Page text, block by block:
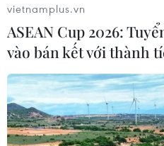
vietnamplus.vn
ASEAN Cup 2026:
vào bán kết với thành